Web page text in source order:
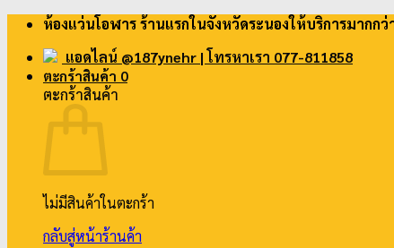
ข้าม
เนื้อหา
ห้องแว่นโอฬาร ร้านแรกในจังหวัดระนองให้บริการมาก
แอดไลน์ @187ynehr | โทรหาเรา 077-811858
ตะกร้าสินค้า 0
ตะกร้าสินค้า
ไม่มีสินค้าในตะกร้า
กลับสู่หน้าร้านค้า